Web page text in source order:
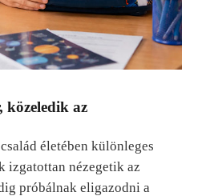
közeledik az
életében különleges
izgatottan nézegetik az
próbálnak eligazodni a